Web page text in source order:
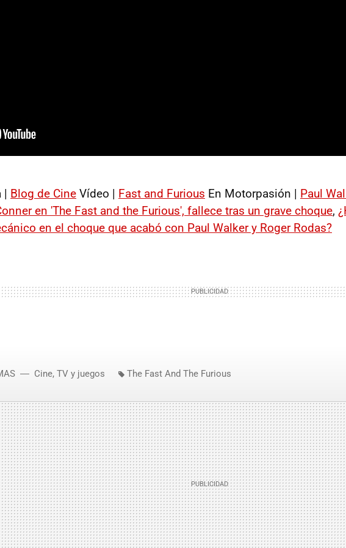
| Blog de Cine Vídeo | Fast and Furious En Motorpasión | Paul
en 'The Fast and the Furious', fallece tras un grave choque,
en el choque que acabó con Paul Walker y Roger Rodas?
Cine, TV y juegos The Fast And The Furious